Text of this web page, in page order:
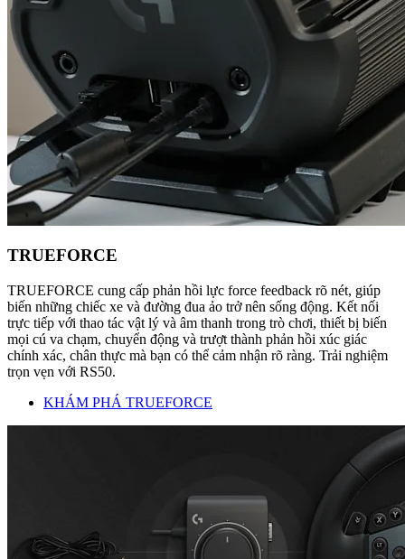
TRUEFORCE
TRUEFORCE cung cấp phản hồi lực force feedback rõ nét, giúp
biến những chiếc xe và đường đua ảo trở nên sống động. Kết nối
trực tiếp với thao tác vật lý và âm thanh trong trò chơi, thiết bị biến
mọi cú va chạm, chuyển động và trượt thành phản hồi xúc giác
chính xác, chân thực mà bạn có thể cảm nhận rõ ràng. Trải nghiệm
trọn vẹn với RS50.
KHÁM PHÁ TRUEFORCE